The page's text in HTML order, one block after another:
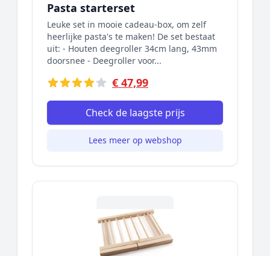
Pasta starterset
Leuke set in mooie cadeau-box, om zelf
heerlijke pasta's te maken! De set bestaat
uit: - Houten deegroller 34cm lang, 43mm
doorsnee - Deegroller voor...
€ 47,99
Check de laagste prijs
Lees meer op webshop